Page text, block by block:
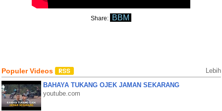
Share: BBM
Populer Videos Lebih
BAHAYA TUKANG OJEK JAMAN SEKARANG
youtube.com